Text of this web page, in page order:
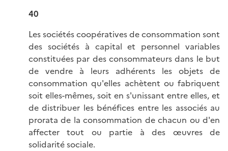
40
Les sociétés coopératives de consommation sont
des sociétés à capital et personnel variables
constituées par des consommateurs dans le but
de vendre à leurs adhérents les objets de
consommation qu'elles achètent ou fabriquent
soit elles-mêmes, soit en s'unissant entre elles, et
de distribuer les bénéfices entre les associés au
prorata de la consommation de chacun ou d'en
affecter tout ou partie à des œuvres de
solidarité sociale.